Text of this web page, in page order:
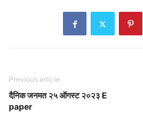
Previous article
दैनिक जनमत २५ ऑगस्ट २०२३ E
paper